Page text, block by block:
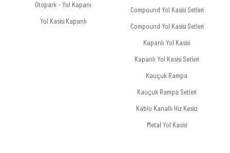
Otopark - Yol Kapanı
Yol Kasisi Kapanlı
Compound Yol Kasisi Setleri
Compound Yol Kasisi Setleri
Kapanlı Yol Kasisi
Kapanlı Yol Kasisi Setleri
Kauçuk Rampa
Kauçuk Rampa Setleri
Kablo Kanallı Hız Kesici
Metal Yol Kasisi